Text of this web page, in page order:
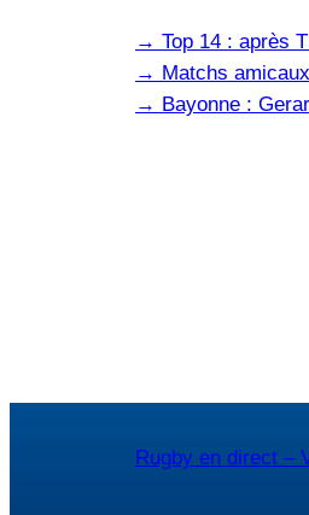
→ Top 14 : après
→ Matchs
→ Bayonne :
Rugby en direct –